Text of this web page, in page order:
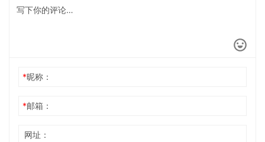
*昵称：
*邮箱：
网址：